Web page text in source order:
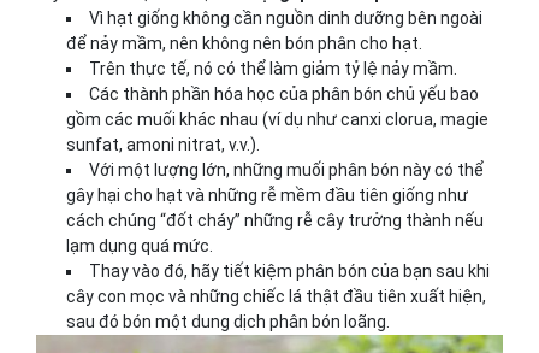
Vì hạt giống không cần nguồn dinh dưỡng bên ngoài
để nảy mầm, nên không nên bón phân cho hạt.
Trên thực tế, nó có thể làm giảm tỷ lệ nảy mầm.
Các thành phần hóa học của phân bón chủ yếu bao
gồm các muối khác nhau (ví dụ như canxi clorua, magie
sunfat, amoni nitrat, v.v.).
Với một lượng lớn, những muối phân bón này có thể
gây hại cho hạt và những rễ mềm đầu tiên giống như
cách chúng “đốt cháy” những rễ cây trưởng thành nếu
lạm dụng quá mức.
Thay vào đó, hãy tiết kiệm phân bón của bạn sau khi
cây con mọc và những chiếc lá thật đầu tiên xuất hiện,
sau đó bón một dung dịch phân bón loãng.